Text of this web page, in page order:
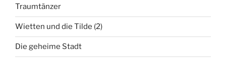
h
:
Traumtänzer
Wietten und die Tilde (2)
Die geheime Stadt